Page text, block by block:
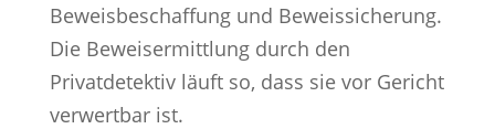
Beweisbeschaffung und Beweissicherung.
Die Beweisermittlung durch den
Privatdetektiv läuft so, dass sie vor Gericht
verwertbar ist.